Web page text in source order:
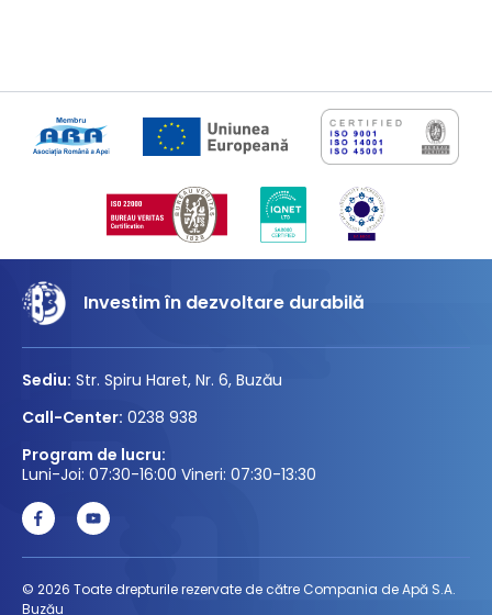
Investim în dezvoltare durabilă
Sediu: Str. Spiru Haret, Nr. 6, Buzău
Call-Center: 0238 938
Program de lucru:
Luni-Joi: 07:30-16:00 Vineri: 07:30-13:30
© 2026 Toate drepturile rezervate de către Compania de Apă S.A.
Buzău